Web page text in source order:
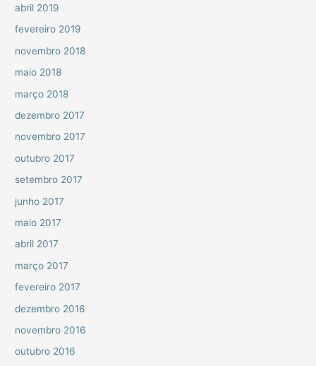
abril 2019
fevereiro 2019
novembro 2018
maio 2018
março 2018
dezembro 2017
novembro 2017
outubro 2017
setembro 2017
junho 2017
maio 2017
abril 2017
março 2017
fevereiro 2017
dezembro 2016
novembro 2016
outubro 2016